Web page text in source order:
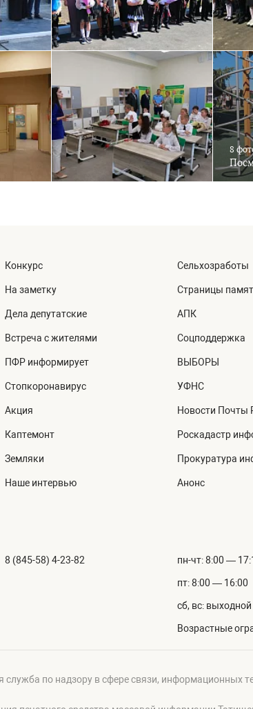
8
Конкурс
На заметку
Дела депутатские
Встреча с жителями
ПФР информирует
Стопкоронавирус
Акция
Каптемонт
Земляки
Наше интервью
Сельхозработы
Страницы
АПК
Соцподдержка
ВЫБОРЫ
УФНС
Новости Почты
Роскадастр
Прокуратура
Анонс
8 (845-58) 4-23-82 пн-чт: 8:00 —
пт: 8:00 — 16:00
сб, вс: выходной
Возрастные
по надзору в сфере связи, информационных